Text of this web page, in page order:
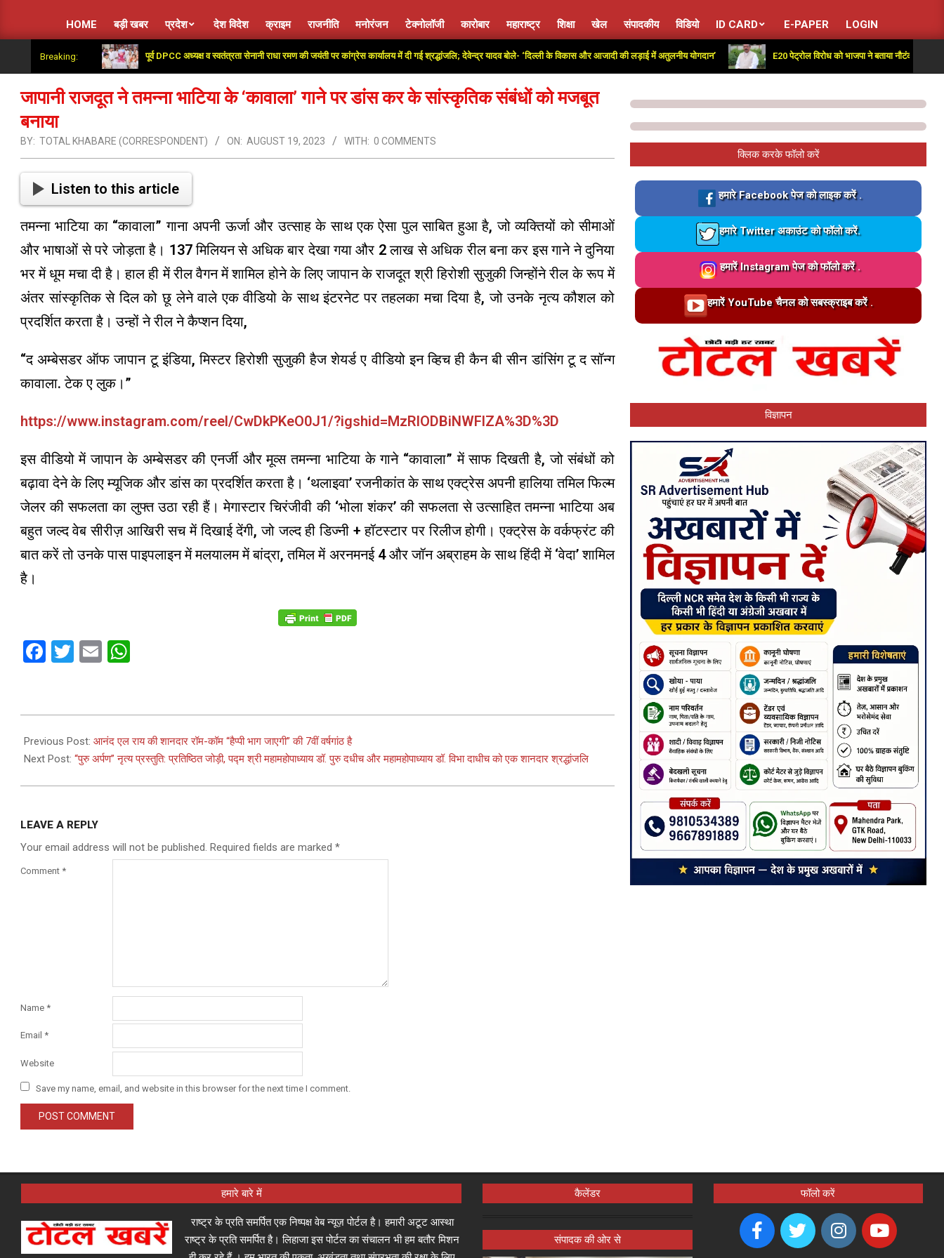
Primary
Navigation
HOME बड़ी खबर प्रदेश देश विदेश क्राइम राजनीति मनोरंजन टेक्नोलॉजी कारोबार महाराष्ट्र शिक्षा खेल संपादकीय विडियो ID CARD E-PAPER LOGIN
Breaking: पूर्व DPCC अध्यक्ष व स्वतंत्रता सेनानी राधा रमण की जयंती पर कांग्रेस कार्यालय में दी गई श्रद्धांजलि; देवेन्द्र यादव बोले- ‘दिल्ली के विकास और आजादी की लड़ाई में अतुलनीय योगदान’ E20 पेट्रोल विरोध को भाजपा ने बताया नौटंकी; हर्ष मल्होत्रा
जापानी राजदूत ने तमन्ना भाटिया के ‘कावाला’ गाने पर डांस कर के सांस्कृतिक संबंधों को मजबूत
बनाया
BY: TOTAL KHABARE (CORRESPONDENT) ON: AUGUST 19, 2023 WITH: 0 COMMENTS
Listen to this article
तमन्ना भाटिया का “कावाला” गाना अपनी ऊर्जा और उत्साह के साथ एक ऐसा पुल साबित हुआ है, जो व्यक्तियों को सीमाओं
और भाषाओं से परे जोड़ता है। 137 मिलियन से अधिक बार देखा गया और 2 लाख से अधिक रील बना कर इस गाने ने दुनिया
भर में धूम मचा दी है। हाल ही में रील वैगन में शामिल होने के लिए जापान के राजदूत श्री हिरोशी सुजुकी जिन्होंने रील के रूप में
अंतर सांस्कृतिक से दिल को छू लेने वाले एक वीडियो के साथ इंटरनेट पर तहलका मचा दिया है, जो उनके नृत्य कौशल को
प्रदर्शित करता है। उन्हों ने रील ने कैप्शन दिया,
“द अम्बेसडर ऑफ जापान टू इंडिया, मिस्टर हिरोशी सुजुकी हैज शेयर्ड ए वीडियो इन व्हिच ही कैन बी सीन डांसिंग टू द सॉन्ग
कावाला. टेक ए लुक।”
https://www.instagram.com/reel/CwDkPKeO0J1/?igshid=MzRlODBiNWFlZA%3D%3D
इस वीडियो में जापान के अम्बेसडर की एनर्जी और मूव्स तमन्ना भाटिया के गाने “कावाला” में साफ दिखती है, जो संबंधों को
बढ़ावा देने के लिए म्यूजिक और डांस का प्रदर्शित करता है। ‘थलाइवा’ रजनीकांत के साथ एक्ट्रेस अपनी हालिया तमिल फिल्म
जेलर की सफलता का लुफ्त उठा रही हैं। मेगास्टार चिरंजीवी की ‘भोला शंकर’ की सफलता से उत्साहित तमन्ना भाटिया अब
बहुत जल्द वेब सीरीज़ आखिरी सच में दिखाई देंगी, जो जल्द ही डिज्नी + हॉटस्टार पर रिलीज होगी। एक्ट्रेस के वर्कफ्रंट की
बात करें तो उनके पास पाइपलाइन में मलयालम में बांद्रा, तमिल में अरनमनई 4 और जॉन अब्राहम के साथ हिंदी में ‘वेदा’ शामिल
है।
Facebook
Twitter
Email
08-
19
Previous Post: आनंद एल राय की शानदार रॉम-कॉम “हैप्पी भाग जाएगी” की 7वीं वर्षगांठ है
Next Post: “पुरु अर्पण” नृत्य प्रस्तुति: प्रतिष्ठित जोड़ी, पद्म श्री महामहोपाध्याय डॉ. पुरु दधीच और महामहोपाध्याय डॉ. विभा दाधीच को एक शानदार श्रद्धांजलि
LEAVE A REPLY
Your email address will not be published. Required fields are marked *
Comment *
Name *
Email *
Website
Save my name, email, and website in this browser for the next time I comment.
क्लिक करके फॉलो करें
Loading…
हमारे Facebook पेज को लाइक करें .
Loading…
हमारे Twitter अकाउंट को फॉलो करें.
Loading…
हमारें Instagram पेज को फॉलो करें .
Loading…हमारें YouTube चैनल को सबस्क्राइब करें .
विज्ञापन
हमारे बारे में
राष्ट्र के प्रति समर्पित एक निष्पक्ष वेब न्यूज़ पोर्टल है। हमारी अटूट आस्था
राष्ट्र के प्रति समर्पित है। लिहाजा इस पोर्टल का संचालन भी हम बतौर मिशन
कैलेंडर
संपादक की ओर से
फॉलो करें